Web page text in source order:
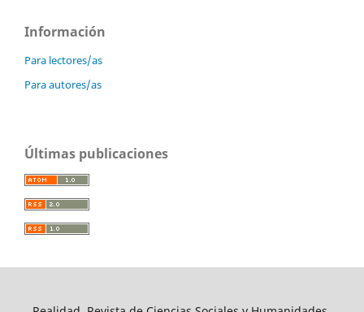
Información
Para lectores/as
Para autores/as
Últimas publicaciones